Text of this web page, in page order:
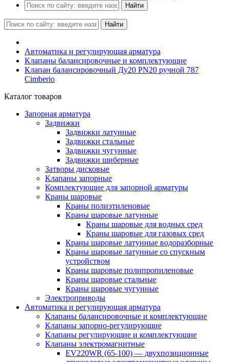
Найти
Найти
Автоматика и регулирующая арматура
Клапаны балансировочные и комплектующие
Клапан балансировочный Ду20 PN20 ручной 787
Cimberio
Каталог товаров
Запорная арматура
Задвижки
Задвижки латунные
Задвижки стальные
Задвижки чугунные
Задвижки шиберные
Затворы дисковые
Клапаны запорные
Комплектующие для запорной арматуры
Краны шаровые
Краны полиэтиленовые
Краны шаровые латунные
Краны шаровые для водных сред
Краны шаровые для газовых сред
Краны шаровые латунные водоразборные
Краны шаровые латунные со спускным
устройством
Краны шаровые полипропиленовые
Краны шаровые стальные
Краны шаровые чугунные
Электроприводы
Автоматика и регулирующая арматура
Клапаны балансировочные и комплектующие
Клапаны запорно-регулирующие
Клапаны регулирующие и комплектующие
Клапаны электромагнитные
EV220WR (65-100) — двухпозиционные